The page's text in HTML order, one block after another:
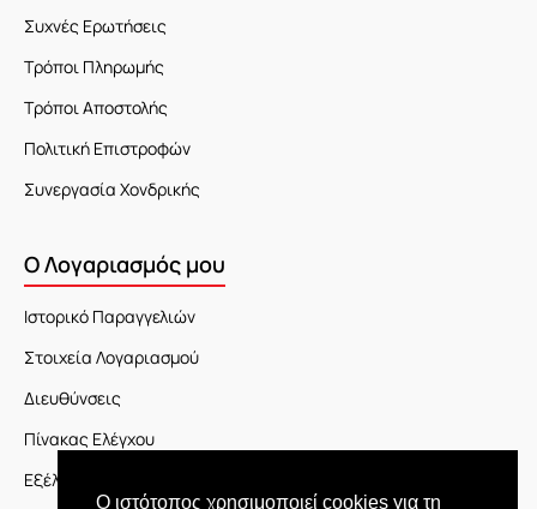
Ο ιστότοπος χρησιμοποιεί cookies για τη
Συχνές Ερωτήσεις
Τρόποι Πληρωμής
Τρόποι Αποστολής
Πολιτική Επιστροφών
Συνεργασία Χονδρικής
Ο Λογαριασμός μου
Ιστορικό Παραγγελιών
Στοιχεία Λογαριασμού
Διευθύνσεις
Πίνακας Ελέγχου
Εξέλιξη Παραγγελίας